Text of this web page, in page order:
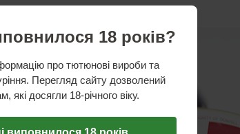
з лінійки " My Mixture»
18 років?
про тютюнові вироби та
Перегляд сайту дозволений
які досягли 18-річного віку.